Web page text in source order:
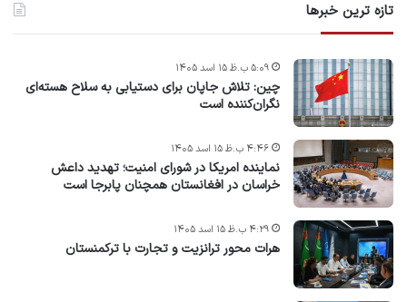
تازه ترین خبرها
چین: تلاش جاپان برای دستیابی به سلاح هسته‌ای
نگران‌کننده است
۵:۰۹ ب.ظ ۱۵ اسد ۱۴۰۵
نماینده امریکا در شورای امنیت؛ تهدید داعش
خراسان در افغانستان همچنان پابرجا است
۴:۴۶ ب.ظ ۱۵ اسد ۱۴۰۵
هرات محور ترانزیت و تجارت با ترکمنستان
۴:۲۹ ب.ظ ۱۵ اسد ۱۴۰۵